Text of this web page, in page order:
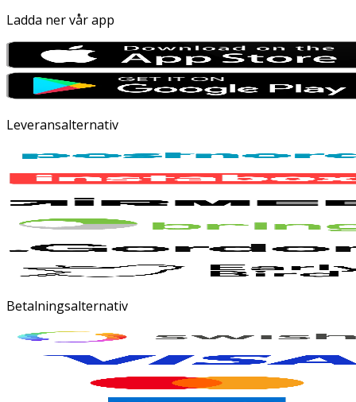
Ladda ner vår app
Leveransalternativ
Betalningsalternativ